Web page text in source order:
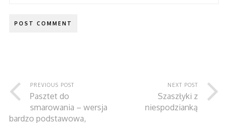
PREVIOUS POST
Pasztet do
smarowania – wersja
bardzo podstawowa,
NEXT POST
Szaszłyki z
niespodzianką